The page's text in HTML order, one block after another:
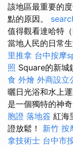
該地區最重要的
點的原因。
值得觀看達哈特
當地人民的日常生
里推拿 台中按摩
照 Square的新城
食 外燴 外商設立
曬日光浴和水上
是一個獨特的神
胞證 落地簽 紅海
證放鬆！ 新竹 按
拿技術士 台中市